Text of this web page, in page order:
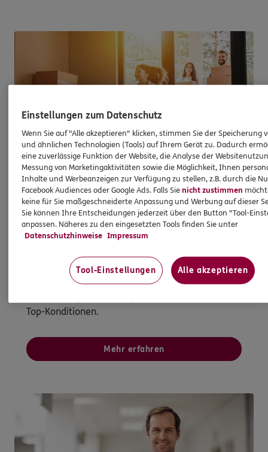
Immobilienfinanzierung
So werden Wohnträume Wirklichkeit
Ganz egal, ob Sie kaufen, bauen oder
modernisieren möchten - bei uns sind Sie mit
Wüstenrot als starkem Partner gut aufgehoben.
Gemeinsam finden wir das beste
Top-Konditionen.
Mehr erfahren
Einstellungen zum Datenschutz
Wenn Sie auf "Alle akzeptieren" klicken, stimmen Sie der Speicherung
und ähnlichen Technologien (Tools) auf Ihrem Gerät zu. Dadurch
eine zuverlässige Funktion der Website, die Analyse der
Messung von Marketingaktivitäten sowie die Möglichkeit, Ihnen
Inhalte und Werbeanzeigen zur Verfügung zu stellen, z.B. durch die
Facebook Audiences oder Google Ads. Falls Sienicht zustimmen
keine für Sie maßgeschneiderte Anpassung und Werbung auf dieser
Sie können Ihre Entscheidungen jederzeit über den Button "Tool-
anpassen. Näheres zu den eingesetzten Tools finden Sie unter
Datenschutzhinweise Impressum
Tool-Einstellungen Alle akzeptieren